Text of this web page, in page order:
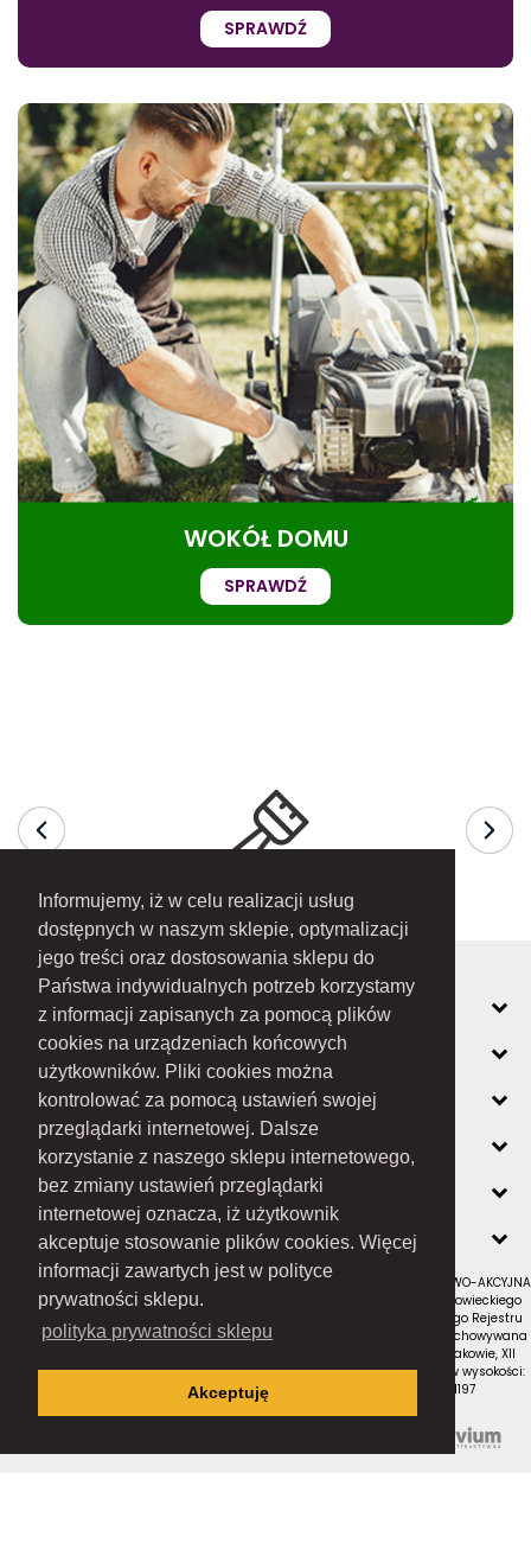
Informujemy, iż w celu realizacji usług
dostępnych w naszym sklepie, optymalizacji
jego treści oraz dostosowania sklepu do
Państwa indywidualnych potrzeb korzystamy
z informacji zapisanych za pomocą plików
cookies na urządzeniach końcowych
użytkowników. Pliki cookies można
kontrolować za pomocą ustawień swojej
przeglądarki internetowej. Dalsze
korzystanie z naszego sklepu internetowego,
bez zmiany ustawień przeglądarki
internetowej oznacza, iż użytkownik
akceptuje stosowanie plików cookies. Więcej
informacji zawartych jest w polityce
prywatności sklepu.
polityka prywatności sklepu
Akceptuję
SPRAWDŹ
WOKÓŁ DOMU
SPRAWDŹ
MOJE KONTO
INFORMACJE
O FIRMIE
ZOBACZ RÓWNIEŻ
KONTAKT
NEWSLETTER
RAMEX SPÓŁKA Z OGRANICZONĄ ODPOWIEDZIALNOŚCIĄ SPÓŁKA KOMANDYTOWO-AKCYJNA
z siedzibą w Nowym Sączu (adres siedziby i adres do doręczeń: ul. Wiśniowieckiego
123 C, 33-300 Nowy Sącz); wpisana do Rejestru Przedsiębiorców Krajowego Rejestru
Sądowego pod numerem KRS 0000434051; sąd rejestrowy, w którym przechowywana
jest dokumentacja spółki: Sąd Rejonowy dla Krakowa-Śródmieścia w Krakowie, XII
Wydział Gospodarczy Krajowego Rejestru Sądowego; kapitał zakładowy w wysokości:
10 050 000 zł, w całości opłacony; NIP: 7343516936; REGON: 122671197